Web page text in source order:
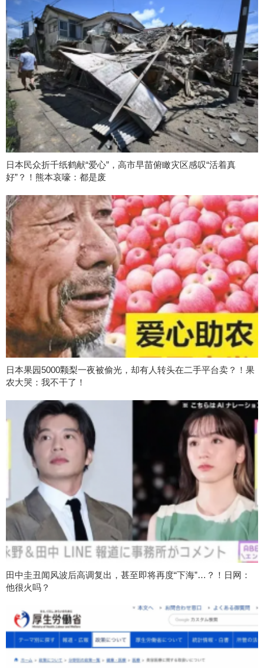
日本民众折千纸鹤献“爱心”，高市早苗俯瞰灾区感叹“活着真
好”？！熊本哀嚎：都是废
日本果园5000颗梨一夜被偷光，却有人转头在二手平台卖？！果
农大哭：我不干了！
田中圭丑闻风波后高调复出，甚至即将再度“下海”…？！日网：
他很火吗？